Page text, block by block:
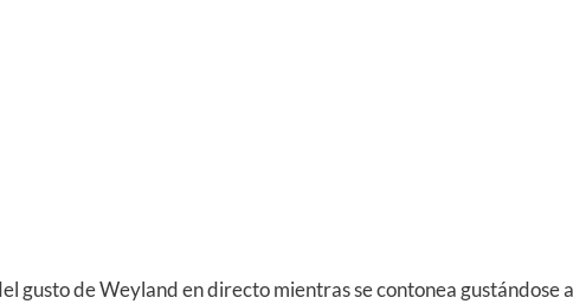
gusto de Weyland en directo mientras se contonea gustándose a